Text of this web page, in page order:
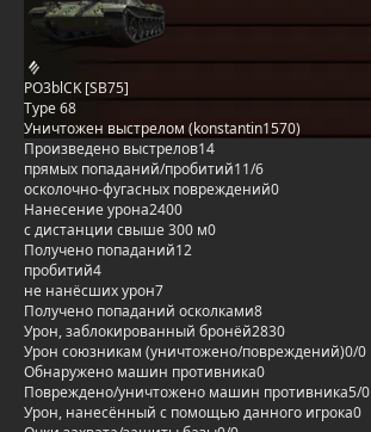
PO3blCK [SB75]
Type 68
Уничтожен выстрелом (konstantin1570)
Произведено выстрелов14
прямых попаданий/пробитий11/6
осколочно-фугасных повреждений0
Нанесение урона2400
с дистанции свыше 300 м0
Получено попаданий12
пробитий4
не нанёсших урон7
Получено попаданий осколками8
Урон, заблокированный бронёй2830
Урон союзникам (уничтожено/повреждений)0/0
Обнаружено машин противника0
Повреждено/уничтожено машин противника5/0
Урон, нанесённый с помощью данного игрока0